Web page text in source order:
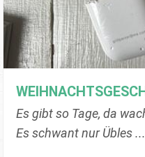
Es gibt so Tage, da
Es schwant nur Übles ...